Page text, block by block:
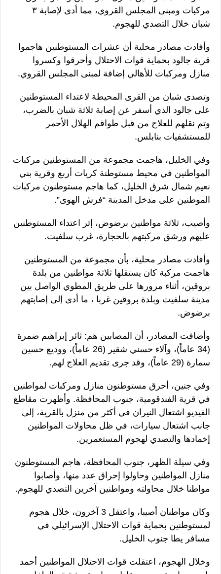
مركبات ومبنى المجلس القروي، مما أدى لإصابة ٣
شبان خلال التصدي للهجوم.
وأفادت مصادر محلية أن عشرات المستوطنين هاجموا
قرية جالود بحماية قوات الاحتلال وأحرقوا وكسروا
منازل ومركبات للأهالي إضافة لمبنى المجلس القروي.
وتصدى شبان من القرى المحيطة لاعتداء المستوطنين
على جالود الذي أسفر عن إصابة ثلاثة شبان بالضرب،
وتم نقلهم للعلاج من قبل طواقم الهلال الأحمر
للمستشفيات بنابلس.
وفي الخليل، هاجمت مجموعة من المستوطنين مركبات
المواطنين في محيط مستوطنة كريات أربع وقرية بني
نعيم شمال شرق الخليل، كما هاجم مستوطنون مركبات
الموطنين على مدخل المدينة “فرش الهوى”.
وأصيب، ثلاثة مواطنين برضوض، إثر اعتداء المستوطنين
عليهم ورشق مركبتهم بالحجارة، غرب سلفيت.
وأفادت مصادر محلية، بأن مجموعة من المستوطنين
هاجمت مركبة كان يستقلها ثلاثة مواطنين من بلدة
بروقين، أثناء مرورها على طريق المطوي الواصل بين
مدينة سلفيت وبلدة بروقين غربا ، ما أدى إلى إصابتهم
برضوض.
وأضافت المصادر، أن المصابين هم: ثائر إبراهيم ضمرة
(34 عاماً)، وآلاء حسني شقير (26 عاماً)، ووديع حسين
سمارة (29 عاماً)، وقد جرى تقديم العلاج لهم.
وفي جنين، أحرق مستوطنون منازل ومركبات لمواطنين
في قرية الفندقومية، جنوب المحافظة. وأظهرت مقاطع
الفيديو اشتعال النيران في أكثر من منزل بالقرية، إلى
جانب اشتعال سيارات، في ظل محاولات المواطنين
إخمادها والتصدي لهجوم المستعمرين.
وفي سيلة الظهر، جنوب المحافظة، هاجم المستوطنون
منازل المواطنين وحاولوا إحراق عدد منها، وأصابوا
مواطنا خلال محاولته ومواطنين آخرين التصدي للهجوم.
وكان مواطنان أصيبا، واعتقل 3 آخرون، خلال هجوم
لمستوطنين بحماية قوات الاحتلال الإسرائيلي في
مسافر يطا جنوب الخليل.
وخلال الهجوم، اعتقلت قوات الاحتلال المواطنين أحمد